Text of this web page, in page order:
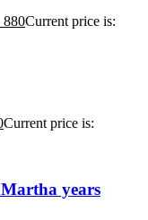
880Current price is:
Current price is:
years